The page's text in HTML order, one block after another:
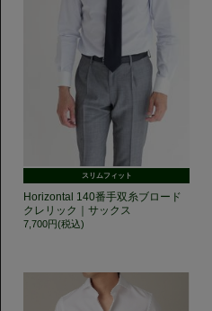
スリムフィット
Horizontal 140番手双糸ブロード
クレリック｜サックス
7,700円(税込)